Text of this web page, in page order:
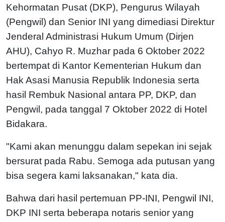
Kehormatan Pusat (DKP), Pengurus Wilayah
(Pengwil) dan Senior INI yang dimediasi Direktur
Jenderal Administrasi Hukum Umum (Dirjen
AHU), Cahyo R. Muzhar pada 6 Oktober 2022
bertempat di Kantor Kementerian Hukum dan
Hak Asasi Manusia Republik Indonesia serta
hasil Rembuk Nasional antara PP, DKP, dan
Pengwil, pada tanggal 7 Oktober 2022 di Hotel
Bidakara.
"Kami akan menunggu dalam sepekan ini sejak
bersurat pada Rabu. Semoga ada putusan yang
bisa segera kami laksanakan," kata dia.
Bahwa dari hasil pertemuan PP-INI, Pengwil INI,
DKP INI serta beberapa notaris senior yang